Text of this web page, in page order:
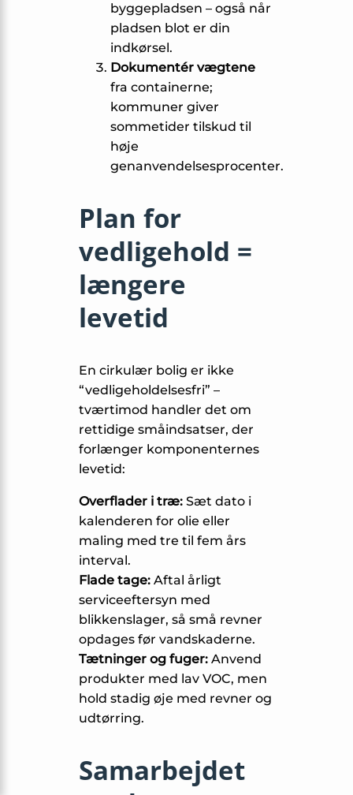
byggepladsen – også når
pladsen blot er din
indkørsel.
Dokumentér vægtene
fra containerne;
kommuner giver
sommetider tilskud til
høje
genanvendelsesprocenter.
Plan for
vedligehold =
længere
levetid
En cirkulær bolig er ikke
“vedligeholdelsesfri” –
tværtimod handler det om
rettidige småindsatser, der
forlænger komponenternes
levetid:
Overflader i træ: Sæt dato i
kalenderen for olie eller
maling med tre til fem års
interval.
Flade tage: Aftal årligt
serviceeftersyn med
blikkenslager, så små revner
opdages før vandskaderne.
Tætninger og fuger: Anvend
produkter med lav VOC, men
hold stadig øje med revner og
udtørring.
Samarbejdet